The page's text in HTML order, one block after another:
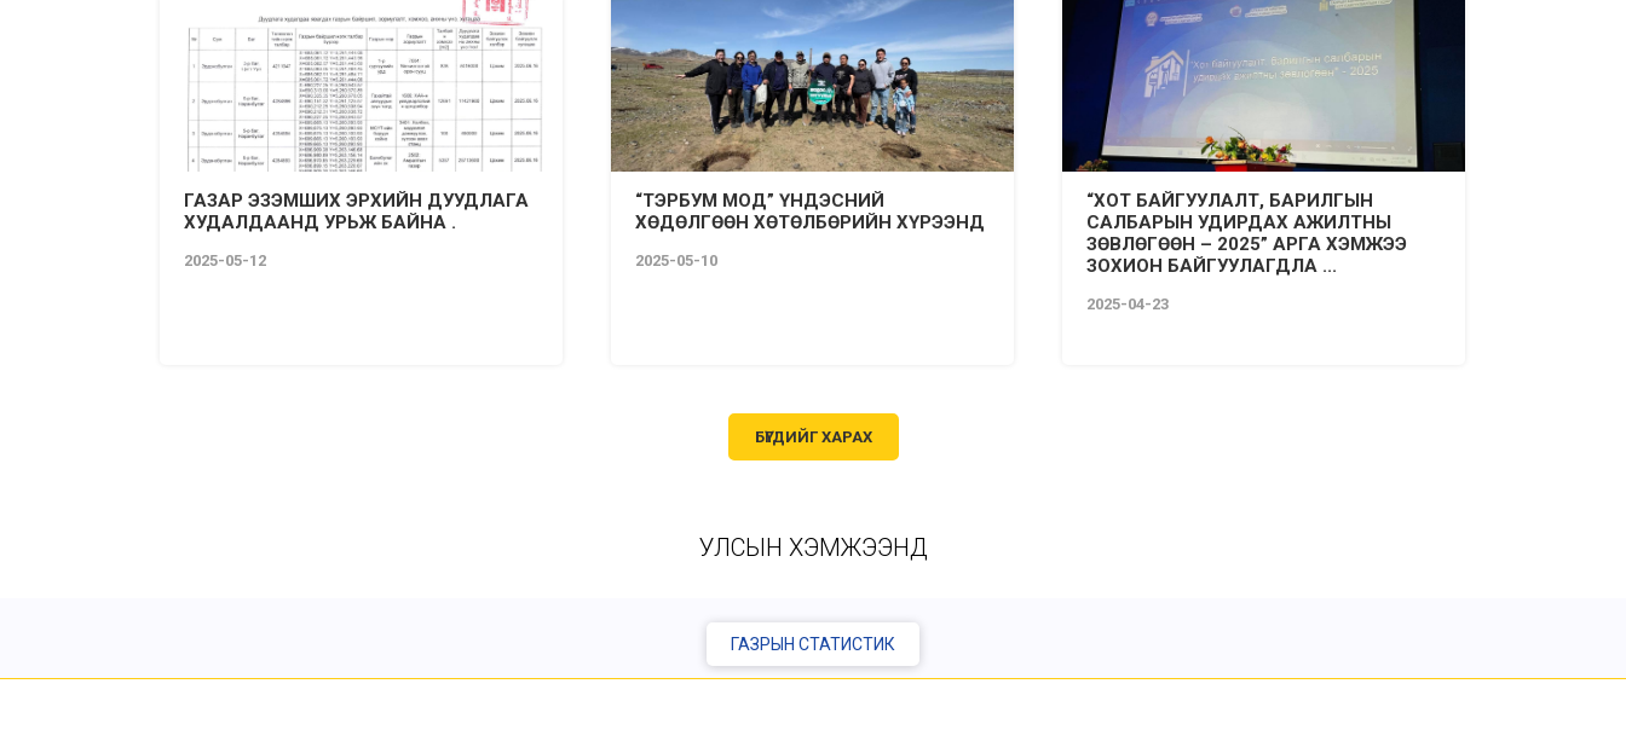
ГАЗАР ЭЗЭМШИХ ЭРХИЙН ДУУДЛАГА
ХУДАЛДААНД УРЬЖ БАЙНА .
2025-05-12
“ТЭРБУМ МОД” ҮНДЭСНИЙ
ХӨДӨЛГӨӨН ХӨТӨЛБӨРИЙН ХҮРЭЭНД
2025-05-10
“ХОТ БАЙГУУЛАЛТ, БАРИЛГЫН
САЛБАРЫН УДИРДАХ АЖИЛТНЫ
ЗӨВЛӨГӨӨН – 2025” АРГА ХЭМЖЭЭ
ЗОХИОН БАЙГУУЛАГДЛА ...
2025-04-23
БҮГДИЙГ ХАРАХ
УЛСЫН ХЭМЖЭЭНД
ГАЗРЫН СТАТИСТИК